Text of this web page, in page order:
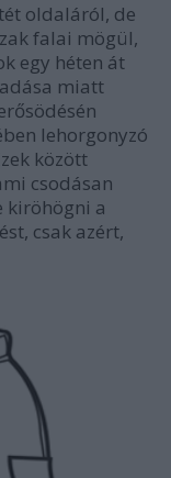
oldaláról, de
falai mögül,
egy héten át
miatt
lehorgonyzó
között
csodásan
kiröhögni a
csak azért,